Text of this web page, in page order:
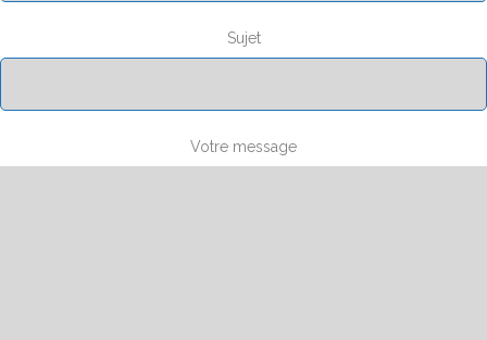
Sujet
Votre message